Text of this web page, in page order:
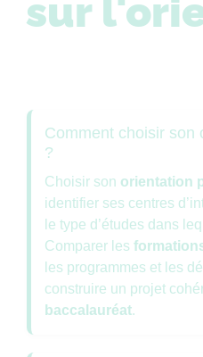
sur
Comment choisir son
?
Choisir son orientation
identifier ses centres
le type d’études dans
Comparer les
les programmes et les
construire un projet
baccalauréat.